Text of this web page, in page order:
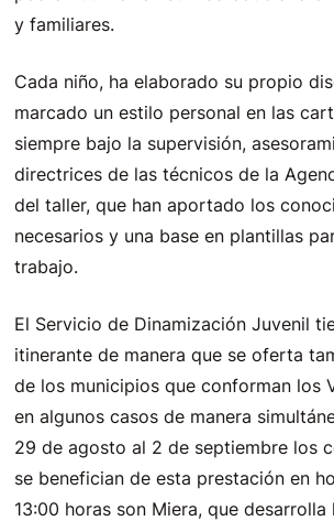
y familiares.
Cada niño, ha elaborado su propio
marcado un estilo personal en las
siempre bajo la supervisión,
directrices de las técnicos de la
del taller, que han aportado los
necesarios y una base en plantillas
trabajo.
El Servicio de Dinamización Juvenil
itinerante de manera que se oferta
de los municipios que conforman los
en algunos casos de manera
29 de agosto al 2 de septiembre los
se benefician de esta prestación en
13:00 horas son Miera, que